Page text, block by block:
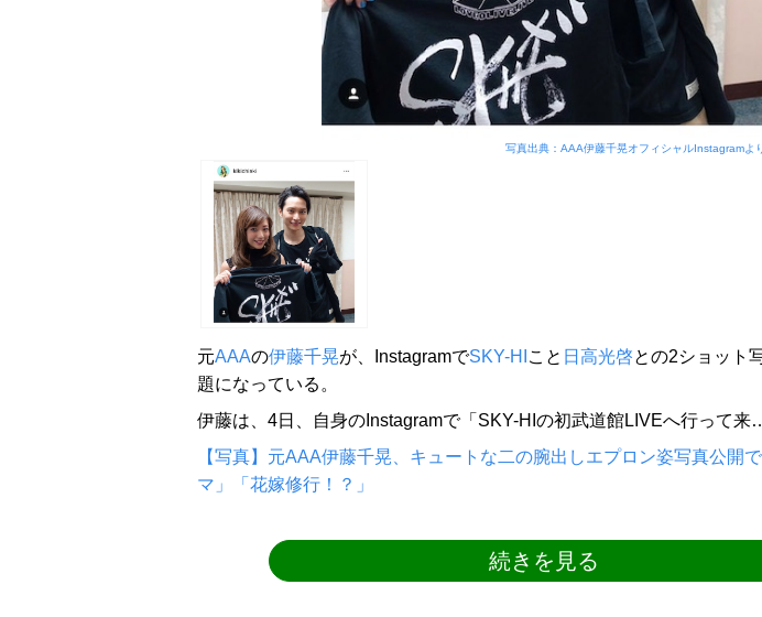
写真出典：AAA伊藤千晃オフィシャルInstagramよ
元AAAの伊藤千晃が、InstagramでSKY-HI こと 日高光啓との2ショット
題になっている。
伊藤は、4日、自身のInstagramで「SKY-HIの初武道館LIVEへ行って来
【写真】元AAA伊藤千晃、キュートな二の腕出しエプロン姿写真公開
マ」「花嫁修行！？」
続きを見る